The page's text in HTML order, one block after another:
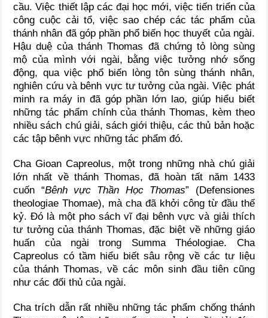
cầu. Việc thiết lập các đại học mới, việc tiến triển của
công cuộc cải tổ, việc sao chép các tác phẩm của
thánh nhân đã góp phần phổ biến học thuyết của ngài.
Hậu duệ của thánh Thomas đã chứng tỏ lòng sùng
mộ của mình với ngài, bằng việc tưởng nhớ sống
động, qua việc phổ biến lòng tôn sùng thánh nhân,
nghiên cứu và bênh vực tư tưởng của ngài. Việc phát
minh ra máy in đã góp phần lớn lao, giúp hiểu biết
những tác phẩm chính của thánh Thomas, kèm theo
nhiều sách chú giải, sách giới thiệu, các thủ bản hoặc
các tập bênh vực những tác phẩm đó.
Cha Gioan Capreolus, một trong những nhà chú giải
lớn nhất về thánh Thomas, đã hoàn tất năm 1433
cuốn “Bênh vực Thần Học Thomas” (Defensiones
theologiae Thomae), mà cha đã khởi công từ đầu thế
kỷ. Đó là một pho sách vĩ đại bênh vực và giải thích
tư tưởng của thánh Thomas, đặc biệt về những giáo
huấn của ngài trong Summa Théologiae. Cha
Capreolus có tầm hiểu biết sâu rộng về các tư liệu
của thánh Thomas, về các môn sinh đầu tiên cũng
như các đối thủ của ngài.
Cha trích dẫn rất nhiều những tác phẩm chống thánh